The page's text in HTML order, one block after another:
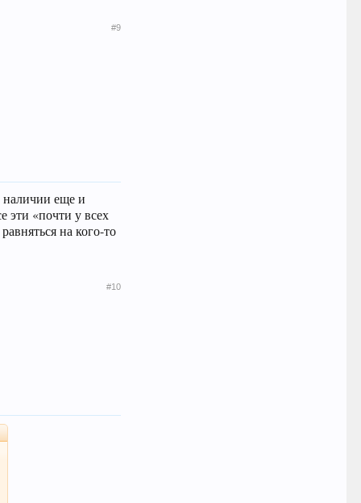
#9
наличии еще и
эти «почти у всех
на кого-то
#10